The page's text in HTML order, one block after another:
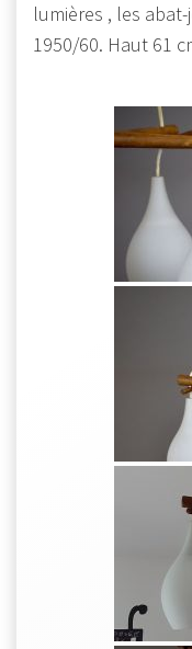
lumières , les
1950/60. Haut 61